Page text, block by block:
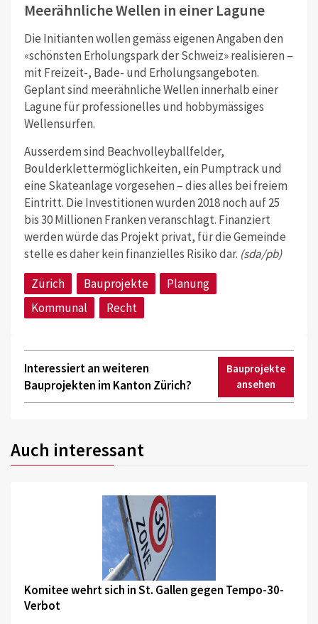
Meerähnliche Wellen in einer Lagune
Die Initianten wollen gemäss eigenen Angaben den
«schönsten Erholungspark der Schweiz» realisieren –
mit Freizeit-, Bade- und Erholungsangeboten.
Geplant sind meerähnliche Wellen innerhalb einer
Lagune für professionelles und hobbymässiges
Wellensurfen.
Ausserdem sind Beachvolleyballfelder,
Boulderklettermöglichkeiten, ein Pumptrack und
eine Skateanlage vorgesehen – dies alles bei freiem
Eintritt. Die Investitionen wurden 2018 noch auf 25
bis 30 Millionen Franken veranschlagt. Finanziert
werden würde das Projekt privat, für die Gemeinde
stelle es daher kein finanzielles Risiko dar. (sda/pb)
Zürich
Bauprojekte
Planung
Kommunal
Recht
Interessiert an weiteren
Bauprojekten im Kanton Zürich?
Bauprojekte
ansehen
Auch interessant
©
Komitee wehrt sich in St. Gallen gegen Tempo-30-
Verbot